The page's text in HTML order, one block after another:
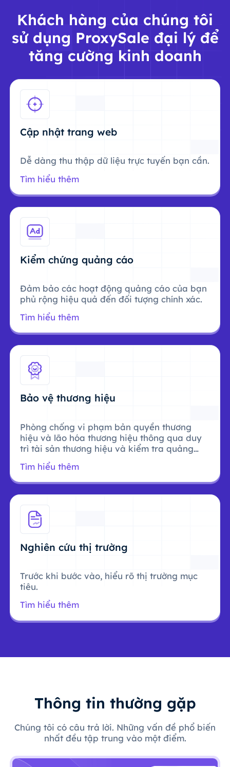
Khách hàng của chúng tôi
sử dụng ProxySale đại lý để
tăng cường kinh doanh
Cập nhật trang web
Dễ dàng thu thập dữ liệu trực tuyến bạn cần.
Tìm hiểu thêm
Kiểm chứng quảng cáo
Đảm bảo các hoạt động quảng cáo của bạn
phủ rộng hiệu quả đến đối tượng chính xác.
Tìm hiểu thêm
Bảo vệ thương hiệu
Phòng chống vi phạm bản quyền thương
hiệu và lão hóa thương hiệu thông qua duy
trì tài sản thương hiệu và kiểm tra quảng
Tìm hiểu thêm
Nghiên cứu thị trường
Trước khi bước vào, hiểu rõ thị trường mục
tiêu.
Tìm hiểu thêm
Thông tin thường gặp
Chúng tôi có câu trả lời. Những vấn đề phổ biến
nhất đều tập trung vào một điểm.